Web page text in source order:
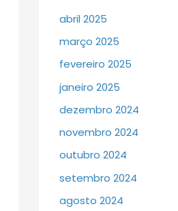
abril 2025
março 2025
fevereiro 2025
janeiro 2025
dezembro 2024
novembro 2024
outubro 2024
setembro 2024
agosto 2024